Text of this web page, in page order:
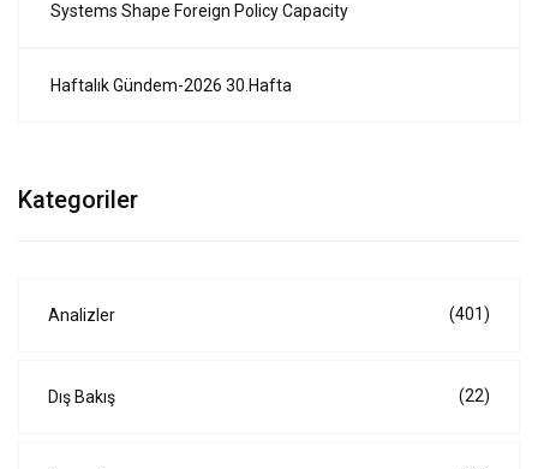
Systems Shape Foreign Policy Capacity
Haftalık Gündem-2026 30.Hafta
Kategoriler
Analizler (401)
Dış Bakış (22)